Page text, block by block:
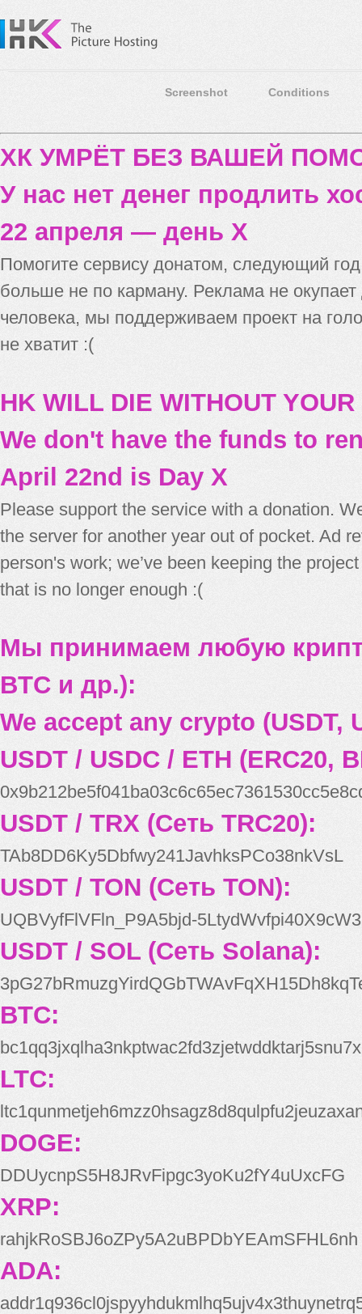
Screenshot Conditions
ХК УМРЁТ БЕЗ ВАШЕЙ
У нас нет денег продлить
22 апреля — день X
Помогите сервису донатом, следующий
больше не по карману. Реклама не
человека, мы поддерживаем проект на
не хватит :(
HK WILL DIE WITHOUT
We don't have the funds to
April 22nd is Day X
Please support the service with a donation.
the server for another year out of pocket. Ad
person's work; we’ve been keeping the
that is no longer enough :(
Мы принимаем любую
BTC и др.):
We accept any crypto (USDT,
USDT / USDC / ETH (ERC20,
USDT / TRX (Сеть TRC20):
TAb8DD6Ky5Dbfwy241JavhksPCo38nkVsL
USDT / TON (Сеть TON):
UQBVyfFlVFln_P9A5bjd-
USDT / SOL (Сеть Solana):
BTC:
bc1qq3jxqlha3nkptwac2fd3zjetwddktarj5snu7x
LTC:
DOGE:
DDUycnpS5H8JRvFipgc3yoKu2fY4uUxcFG
XRP:
rahjkRoSBJ6oZPy5A2uBPDbYEAmSFHL6nh
ADA: